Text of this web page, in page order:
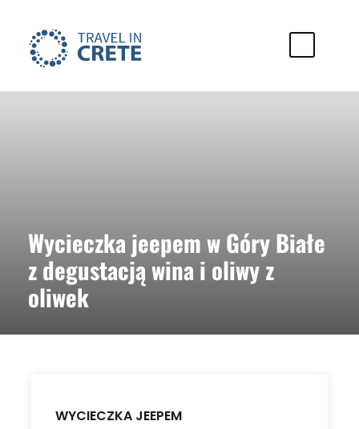
Wycieczka jeepem w Góry Białe
z degustacją wina i oliwy z
oliwek
WYCIECZKA JEEPEM